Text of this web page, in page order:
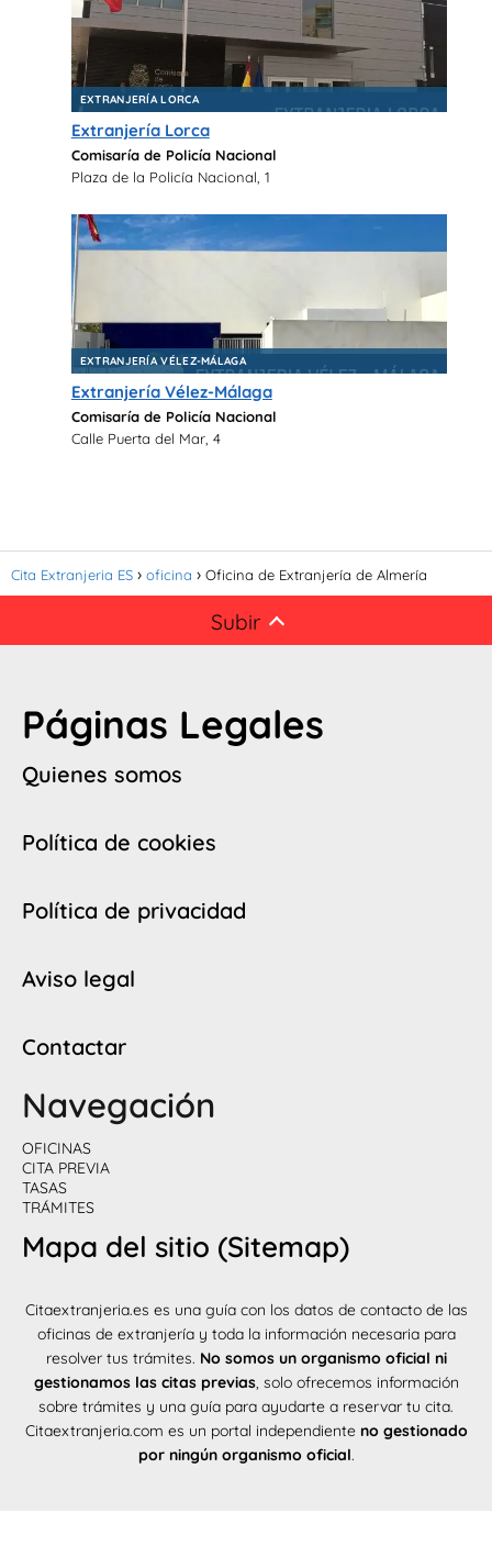
EXTRANJERÍA LORCA
Extranjería Lorca
Comisaría de Policía Nacional
Plaza de la Policía Nacional, 1
EXTRANJERÍA VÉLEZ-MÁLAGA
Extranjería Vélez-Málaga
Comisaría de Policía Nacional
Calle Puerta del Mar, 4
Cita Extranjeria ES oficina Oficina de Extranjería de Almería
Subir
Páginas Legales
Quienes somos
Política de cookies
Política de privacidad
Aviso legal
Contactar
Navegación
OFICINAS
CITA PREVIA
TASAS
TRÁMITES
Mapa del sitio (Sitemap)
Citaextranjeria.es es una guía con los datos de contacto de las
oficinas de extranjería y toda la información necesaria para
resolver tus trámites. No somos un organismo oficial ni
gestionamos las citas previas, solo ofrecemos información
sobre trámites y una guía para ayudarte a reservar tu cita.
Citaextranjeria.com es un portal independiente no gestionado
por ningún organismo oficial.